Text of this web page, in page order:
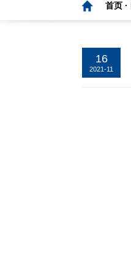
首页 ·
16
2021-11